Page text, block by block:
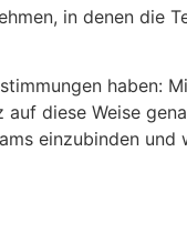
in denen
haben:
diese Weise
einzubinden